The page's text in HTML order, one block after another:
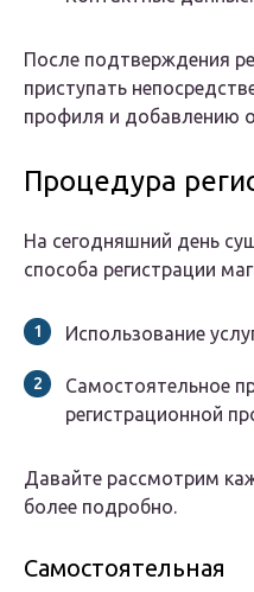
После подтверждения
приступать
профиля и добавлению
Процедура
На сегодняшний день
способа регистрации
Использование
Самостоятельное
регистрационной
Давайте рассмотрим
более подробно.
Самостоятельная